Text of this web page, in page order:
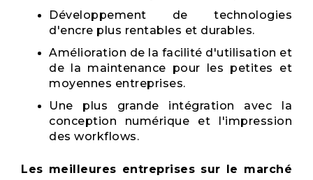
Développement de technologies
d'encre plus rentables et durables.
Amélioration de la facilité d'utilisation et
de la maintenance pour les petites et
moyennes entreprises.
Une plus grande intégration avec la
conception numérique et l'impression
des workflows.
Les meilleures entreprises sur le marché